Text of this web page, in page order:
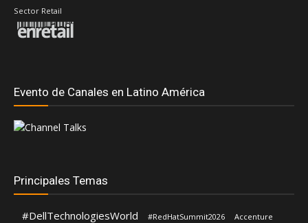
Sector Retail
Evento de Canales en Latino América
Principales Temas
#DellTechnologiesWorld #RedHatSummit2026 Accenture